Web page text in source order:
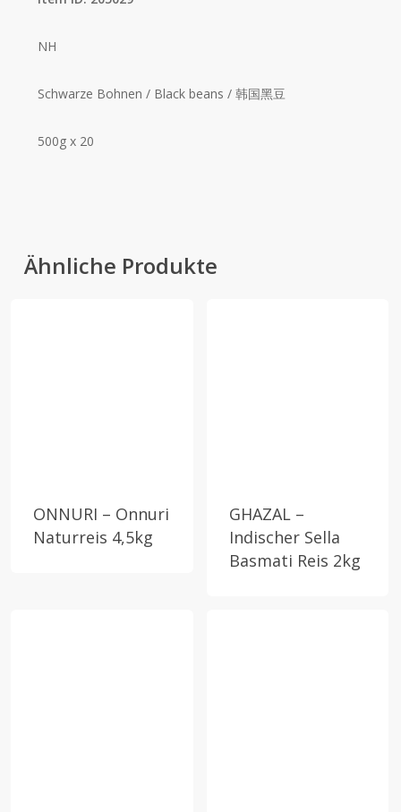
NH
Schwarze Bohnen / Black beans / 韩国黑豆
500g x 20
Ähnliche Produkte
ONNURI – Onnuri
Naturreis 4,5kg
GHAZAL –
Indischer Sella
Basmati Reis 2kg